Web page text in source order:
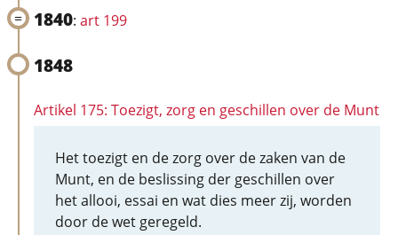
1840: art 199
1848
Artikel 175: Toezigt, zorg en geschillen over de Munt
Het toezigt en de zorg over de zaken van de
Munt, en de beslissing der geschillen over
het allooi, essai en wat dies meer zij, worden
door de wet geregeld.